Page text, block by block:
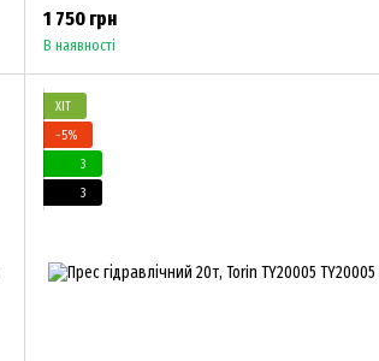
1 750 грн
В наявності
ХІТ
−5%
3
3